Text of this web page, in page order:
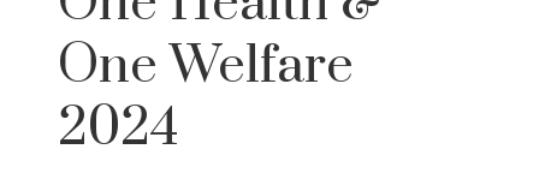
One Welfare
2024